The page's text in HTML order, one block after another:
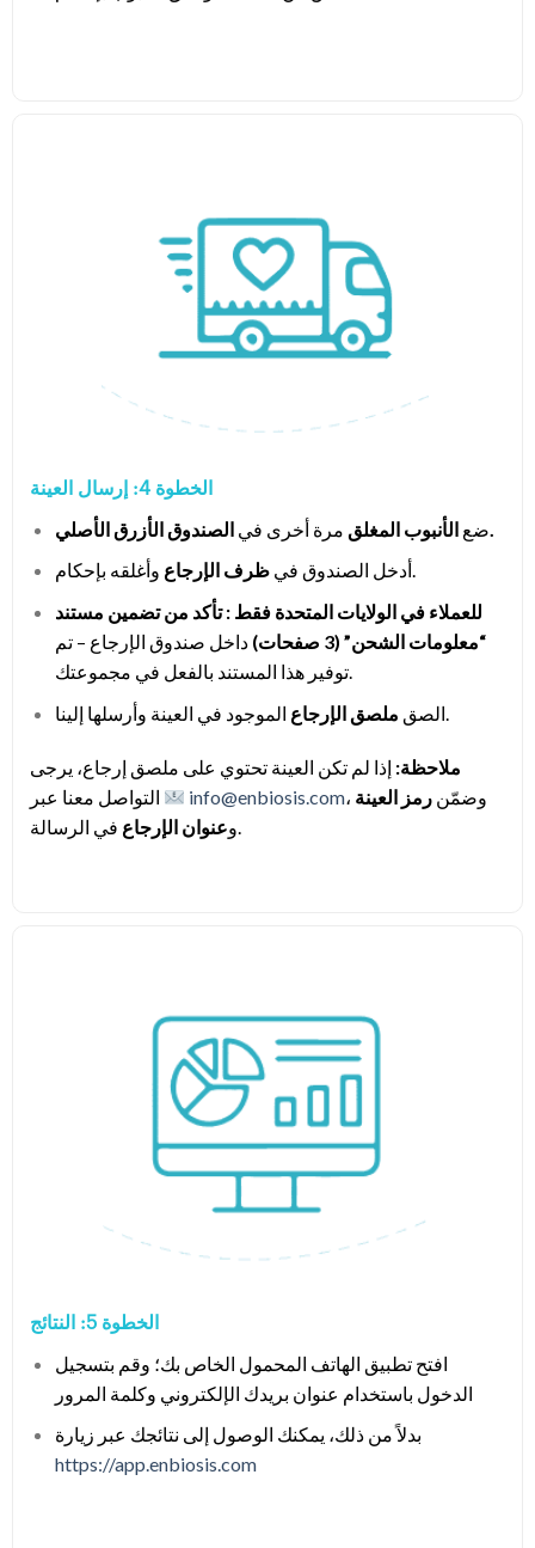
الخطوة 4: إرسال العينة
ضعالأنبوب المغلق مرة أخرى في
أدخل الصندوق فيظرف الإرجاع
وأغلقه بإحكام.
للعملاء في الولايات المتحدة فقط : تأكد من تضمين مستند
“معلومات الشحن” (3 صفحات)
داخل صندوق الإرجاع – تم
توفير هذا المستند بالفعل في مجموعتك.
الصق ملصق الإرجاع
ملاحظة: إذا لم تكن العينة تحتوي على ملصق إرجاع، يرجى
info@enbiosis.com ، وضمّن رمز العينة
وعنوان الإرجاع في الرسالة.
الخطوة 5: النتائج
افتح تطبيق الهاتف المحمول الخاص بك؛ وقم بتسجيل
الدخول باستخدام عنوان بريدك الإلكتروني وكلمة المرور
بدلاً من ذلك، يمكنك الوصول إلى نتائجك عبر زيارة
https://app.enbiosis.com